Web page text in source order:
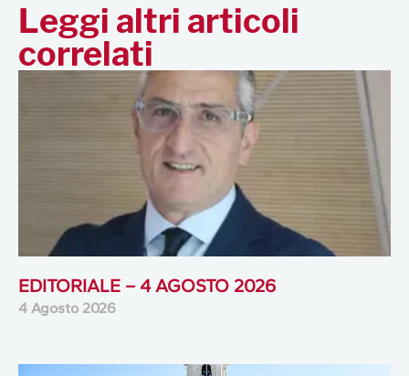
Leggi altri articoli
correlati
EDITORIALE – 4 AGOSTO 2026
4 Agosto 2026